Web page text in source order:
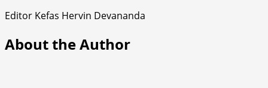
Editor Kefas Hervin Devananda
About the Author